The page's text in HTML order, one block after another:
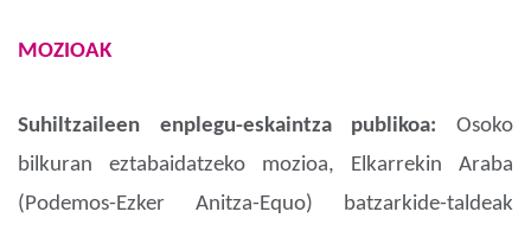
MOZIOAK
Suhiltzaileen enplegu-eskaintza publikoa:
Osoko
bilkuran eztabaidatzeko mozioa, Elkarrekin Araba
(Podemos-Ezker Anitza-Equo) batzarkide-taldeak